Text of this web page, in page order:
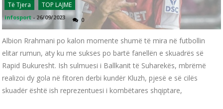
Të Tjera
TOP LAJME
infosport -26/09/2023 0
Albion Rrahmani po kalon momente shumë të mira në futbollin
elitar rumun, aty ku me sukses po bartë fanellën e skuadrës së
Rapid Bukuresht. Ish sulmuesi i Ballkanit të Suharekës, mbrëmë
realizoi dy gola në fitoren derbi kundër Kluzh, pjesë e së cilës
skuadër është ish reprezentuesi i kombëtares shqiptare,